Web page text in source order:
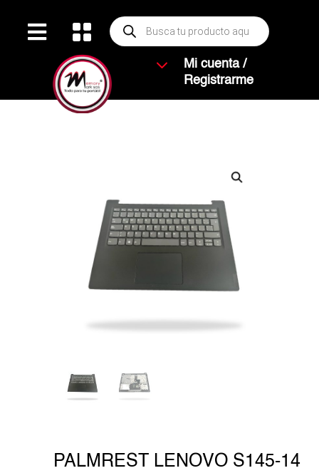
  Búsqueda
de
productos
3
Mi cuenta /
Registrarme
PALMREST LENOVO S145-14